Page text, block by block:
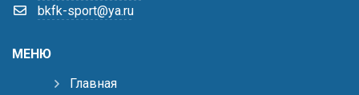
bkfk-sport@ya.ru
МЕНЮ
Главная